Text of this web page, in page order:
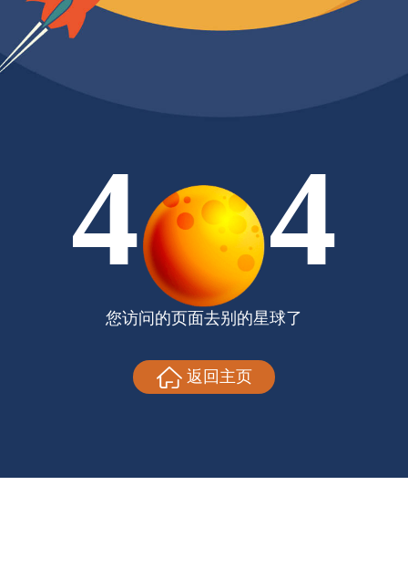
4 4
您访问的页面去别的星球了
返回主页